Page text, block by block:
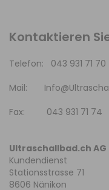
Kontaktieren
Telefon: 043 931 71 70
Mail:
Fax: 043 931 71 74
Ultraschallbad.ch AG
Kundendienst
Stationsstrasse 71
8606 Nänikon